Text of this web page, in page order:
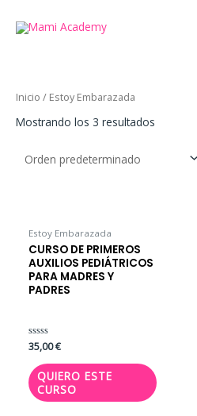
Inicio / Estoy Embarazada
Mostrando los 3 resultados
Estoy Embarazada
CURSO DE PRIMEROS
AUXILIOS PEDIÁTRICOS
PARA MADRES Y
PADRES
Valorado
con
de
5
35,00€
QUIERO ESTE
CURSO